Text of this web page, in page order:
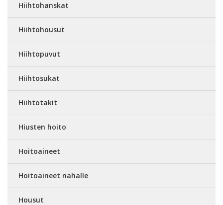
Hiihtohanskat
Hiihtohousut
Hiihtopuvut
Hiihtosukat
Hiihtotakit
Hiusten hoito
Hoitoaineet
Hoitoaineet nahalle
Housut